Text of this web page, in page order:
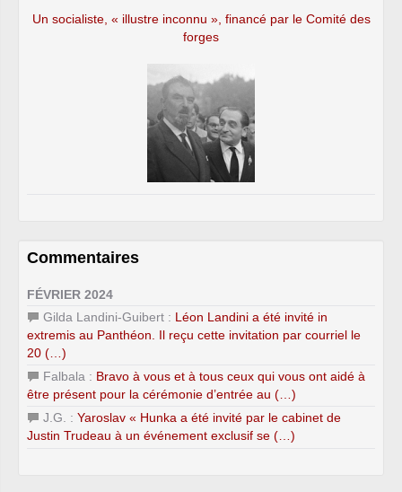
Un socialiste, « illustre inconnu », financé par le Comité des
forges
Commentaires
FÉVRIER 2024
Gilda Landini-Guibert : Léon Landini a été invité in
extremis au Panthéon. Il reçu cette invitation par courriel le
20 (…)
Falbala : Bravo à vous et à tous ceux qui vous ont aidé à
être présent pour la cérémonie d’entrée au (…)
J.G. : Yaroslav « Hunka a été invité par le cabinet de
Justin Trudeau à un événement exclusif se (…)